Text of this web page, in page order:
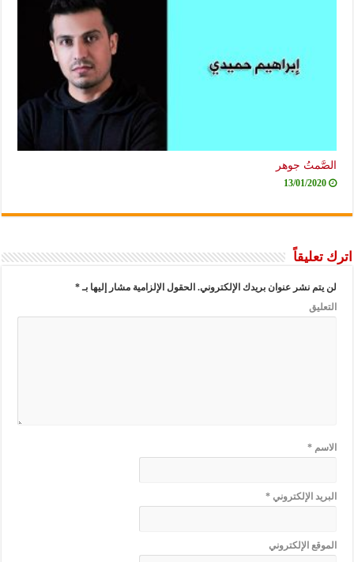
الصَّمتُ جوهر
13/01/2020
اترك تعليقاً
لن يتم نشر عنوان بريدك الإلكتروني. الحقول الإلزامية مشار إليها بـ*
التعليق
الاسم*
البريد الإلكتروني*
الموقع الإلكتروني